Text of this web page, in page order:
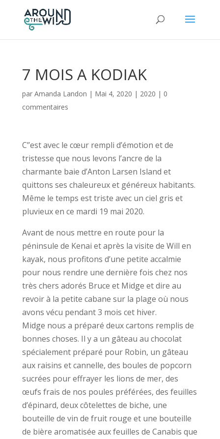
7 MOIS A KODIAK
par Amanda Landon | Mai 4, 2020 | 2020 | 0
commentaires
​C’’est avec le cœur rempli d’émotion et de
tristesse que nous levons l’ancre de la
charmante baie d’Anton Larsen Island et
quittons ses chaleureux et généreux habitants.
Même le temps est triste avec un ciel gris et
pluvieux en ce mardi 19 mai 2020.
Avant de nous mettre en route pour la
péninsule de Kenai et après la visite de Will en
kayak, nous profitons d’une petite accalmie
pour nous rendre une dernière fois chez nos
très chers adorés Bruce et Midge et dire au
revoir à la petite cabane sur la plage où nous
avons vécu pendant 3 mois cet hiver.
Midge nous a préparé deux cartons remplis de
bonnes choses. Il y a un gâteau au chocolat
spécialement préparé pour Robin, un gâteau
aux raisins et cannelle, des boules de popcorn
sucrées pour effrayer les lions de mer, des
œufs frais de nos poules préférées, des feuilles
d’épinard, deux côtelettes de biche, une
bouteille de vin de fruit rouge et une bouteille
de bière aromatisée aux feuilles de Canabis que